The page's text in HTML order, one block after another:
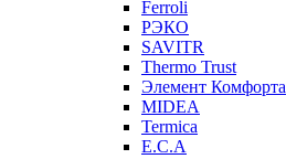
Ferroli
РЭКО
SAVITR
Thermo Trust
Элемент Комфорта
MIDEA
Termica
E.C.A